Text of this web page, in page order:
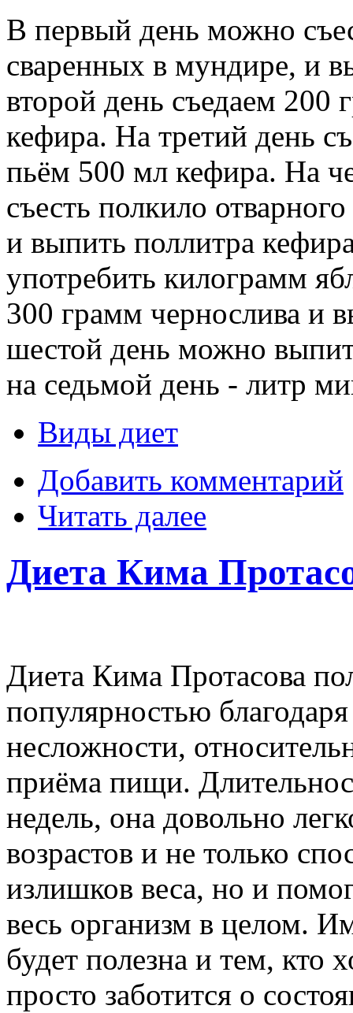
В первый день можно
сваренных в мундире, и
второй день съедаем 200
кефира. На третий день
пьём 500 мл кефира. На
съесть полкило
и выпить поллитра
употребить килограмм
300 грамм чернослива и
шестой день можно
на седьмой день - литр
Виды диет
Добавить комментарий
Читать далее
Диета Кима
Диета Кима Протасова
популярностью
несложности,
приёма пищи.
недель, она довольно
возрастов и не только
излишков веса, но и
весь организм в целом.
будет полезна и тем, кто
просто заботится о